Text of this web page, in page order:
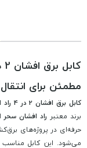
مطمئن برای
کابل برق افشان 2 در 4 راد افشان سحر
برند معتبر راد افشان سحر
حرفه‌ای در پروژه‌های
می‌شود. این کابل مناسب